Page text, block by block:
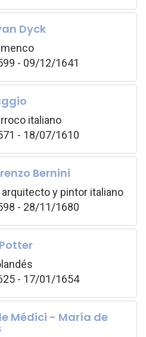
Dyck
- 09/12/1641
italiano
- 18/07/1610
Bernini
arquitecto y pintor italiano
- 28/11/1680
- 17/01/1654
Médici - María de